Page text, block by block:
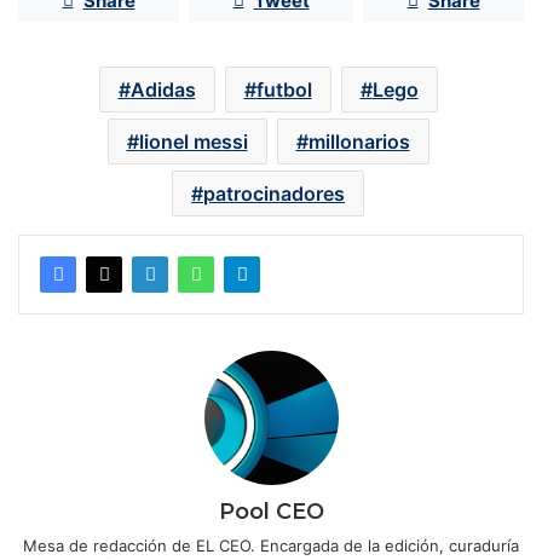
Adidas futbol Lego
lionel messi millonarios
patrocinadores
Pool CEO
Mesa de redacción de EL CEO. Encargada de la edición, curaduría